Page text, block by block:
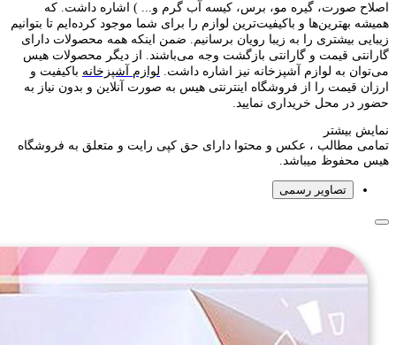
اصلاح صورت، گیره مو، برس، کیسه آب گرم و... ) اشاره داشت. که
همیشه بهترین‌ها و باکیفیت‌ترین لوازم را برای شما موجود کرده‌ایم تا بتوانیم
زیبایی بیشتری را به زیبا رویان برسانیم. ضمن اینکه همه محصولات دارای
گارانتی قیمت و گارانتی بازگشت وجه می‌باشند. از دیگر محصولات هیس
می‌توان به لوازم آشپزخانه نیز اشاره داشت. لوازم آشپزخانه باکیفیت و
ارزان قیمت را از فروشگاه اینترنتی هیس به صورت آنلاین و بدون نیاز به
حضور در محل خریداری نمایید.
نمایش بیشتر
تمامی مطالب ، عکس و محتوا دارای حق کپی رایت و متعلق به فروشگاه
هیس محفوظ میباشد.
تصاویر رسمی